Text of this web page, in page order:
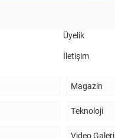
Üyelik
İletişim
Magazin
Teknoloji
Video Galeri